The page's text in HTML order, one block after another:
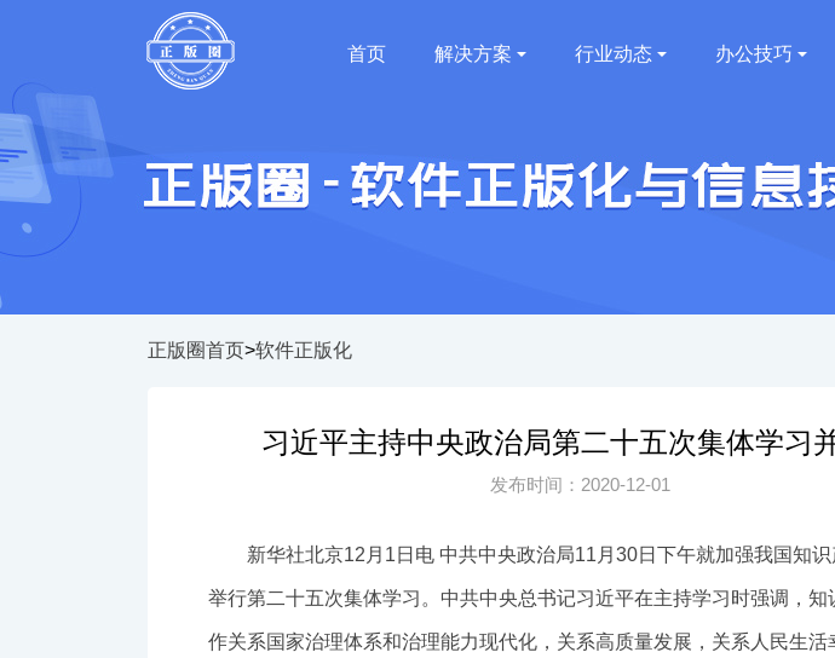
首页 解决方案 行业动态 办公技巧
正版圈首页>软件正版化
习近平主持中央政治局第二十五次集体学习
发布时间：2020-12-01
新华社北京12月1日电 中共中央政治局11月30日下午就加强我国知
举行第二十五次集体学习。中共中央总书记习近平在主持学习时强调，知
作关系国家治理体系和治理能力现代化，关系高质量发展，关系人民生活